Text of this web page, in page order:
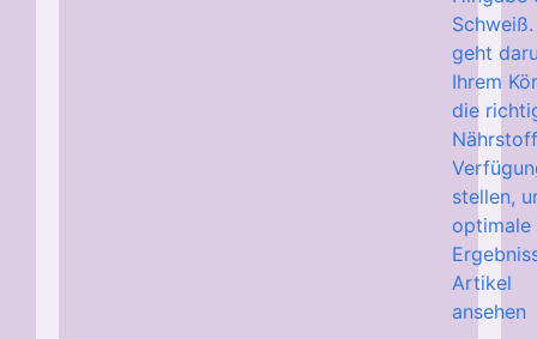
geht
Ihrem
die
stellen,
optimale
Artikel
ansehen